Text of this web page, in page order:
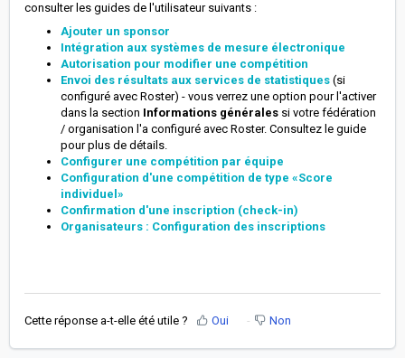
consulter les guides de l'utilisateur suivants :
Ajouter un sponsor
Intégration aux systèmes de mesure électronique
Autorisation pour modifier une compétition
Envoi des résultats aux services de statistiques (si
configuré avec Roster) - vous verrez une option pour l'activer
dans la section Informations générales si votre fédération
/ organisation l'a configuré avec Roster. Consultez le guide
pour plus de détails.
Configurer une compétition par équipe
Configuration d'une compétition de type «Score
individuel»
Confirmation d'une inscription (check-in)
Organisateurs : Configuration des inscriptions
Cette réponse a-t-elle été utile ? Oui Non